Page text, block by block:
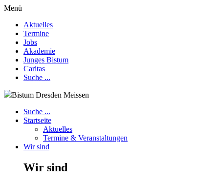
Menü
Aktuelles
Termine
Jobs
Akademie
Junges Bistum
Caritas
Suche ...
Bistum Dresden Meissen
Suche ...
Startseite
Aktuelles
Termine & Veranstaltungen
Wir sind
Wir sind